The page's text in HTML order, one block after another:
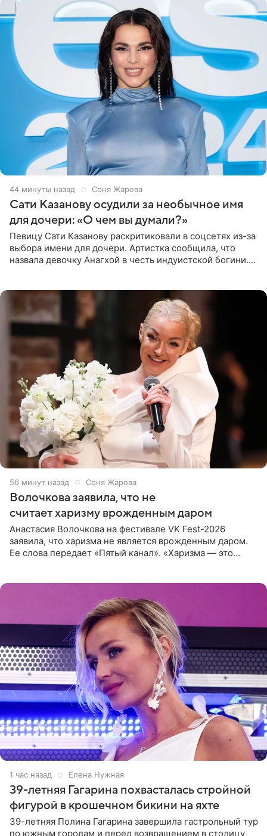
44 минуты назад Соня Жарова
Сати Казанову осудили за необычное имя
для дочери: «О чем вы думали?»
Певицу Сати Казанову раскритиковали в соцсетях из-за
выбора имени для дочери. Артистка сообщила, что
назвала девочку Анагхой в честь индуистской богини.
56 минут назад Соня Жарова
Волочкова заявила, что не
считает харизму врожденным даром
Анастасия Волочкова на фестивале VK Fest-2026
заявила, что харизма не является врожденным даром.
Ее слова передает «Пятый канал». «Харизма — это
1 час назад Елена Нужная
39-летняя Гагарина похвасталась стройной
фигурой в крошечном бикини на яхте
39-летняя Полина Гагарина завершила гастрольный тур
по южным городам и перед возвращением в столицу